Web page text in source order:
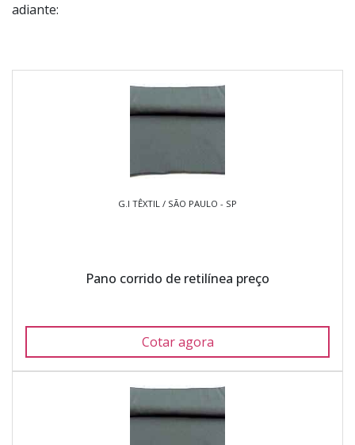
adiante:
G.I TÊXTIL / SÃO PAULO - SP
Pano corrido de retilínea preço
Cotar agora